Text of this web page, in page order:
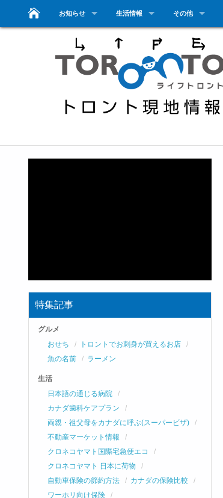
お知らせ 生活情報 その他
特集記事
グルメ
おせち
トロントでお刺身が買えるお店
魚の名前
ラーメン
生活
日本語の通じる病院
カナダ歯科ケアプラン
両親・祖父母をカナダに呼ぶ(スーパービザ)
不動産マーケット情報
クロネコヤマト国際宅急便エコ
クロネコヤマト 日本に荷物
自動車保険の節約方法
カナダの保険比較
ワーホリ向け保険